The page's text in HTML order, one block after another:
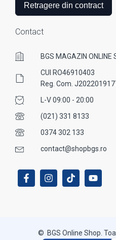
Retragere din contract
Contact
BGS MAGAZIN ONLINE
CUI RO46910403
Reg. Com.
L-V 09:00 - 20:00
(021) 331 8133
0374 302 133
contact@shopbgs.ro
© BGS Online Shop.